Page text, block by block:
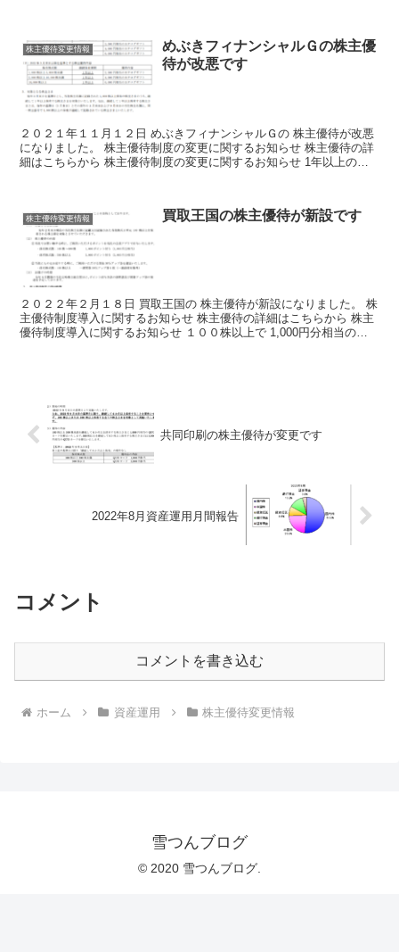
株主優待変更情報
めぶきフィナンシャルＧの株主優
待が改悪です
２０２１年１１月１２日 めぶきフィナンシャルＧの 株主優待が改悪
になりました。 株主優待制度の変更に関するお知らせ 株主優待の詳
細はこちらから 株主優待制度の変更に関するお知らせ 1年以上の継
株主優待変更情報 買取王国の株主優待が新設です
２０２２年２月１８日 買取王国の 株主優待が新設になりました。 株
主優待制度導入に関するお知らせ 株主優待の詳細はこちらから 株主
優待制度導入に関するお知らせ １００株以上で 1,000円分相当のポ
共同印刷の株主優待が変更です
2022年8月資産運用月間報告
コメント
コメントを書き込む
ホーム 資産運用 株主優待変更情報
雪つんブログ
© 2020 雪つんブログ.